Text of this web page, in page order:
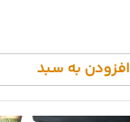
افزودن به سبد